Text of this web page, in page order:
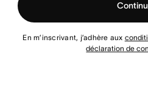
En m’inscrivant, j’adhère aux
déclaration de